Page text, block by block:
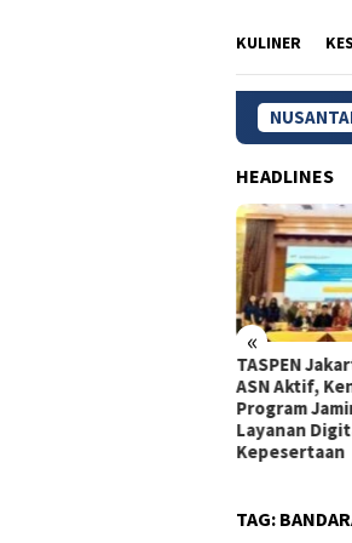
KULINER
HEADLINES
«
TASPEN
ASN Aktif,
Program
Layanan
Kepesertaan
TAG: